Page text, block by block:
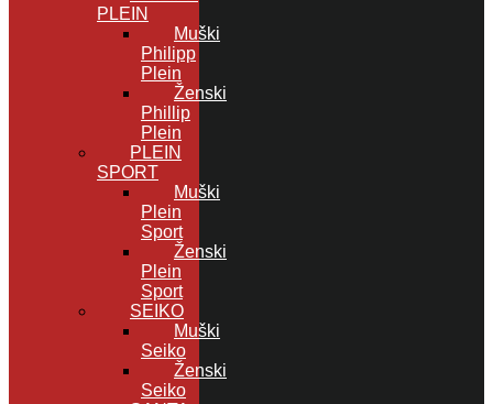
PLEIN
Muški
Philipp
Plein
Ženski
Phillip
Plein
PLEIN
SPORT
Muški
Plein
Sport
Ženski
Plein
Sport
SEIKO
Muški
Seiko
Ženski
Seiko